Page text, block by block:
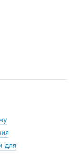
для